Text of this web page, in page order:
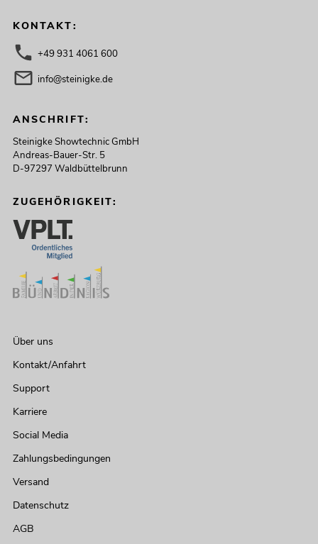
KONTAKT:
+49 931 4061 600
info@steinigke.de
ANSCHRIFT:
Steinigke Showtechnic GmbH
Andreas-Bauer-Str. 5
D-97297 Waldbüttelbrunn
ZUGEHÖRIGKEIT:
Über uns
Kontakt/Anfahrt
Support
Karriere
Social Media
Zahlungsbedingungen
Versand
Datenschutz
AGB